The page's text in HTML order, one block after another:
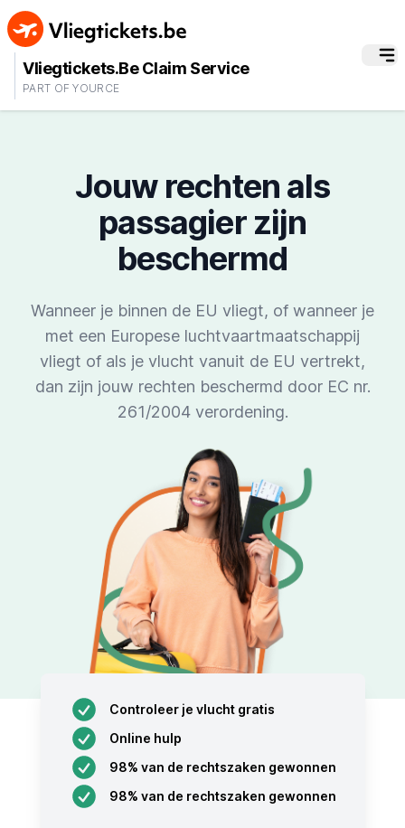
Vliegtickets.Be Claim Service
PART OF YOURCE
Jouw rechten als
passagier zijn
beschermd
Wanneer je binnen de EU vliegt, of wanneer je
met een Europese luchtvaartmaatschappij
vliegt of als je vlucht vanuit de EU vertrekt,
dan zijn jouw rechten beschermd door EC nr.
261/2004 verordening.
Controleer je vlucht gratis
Online hulp
98% van de rechtszaken gewonnen
98% van de rechtszaken gewonnen